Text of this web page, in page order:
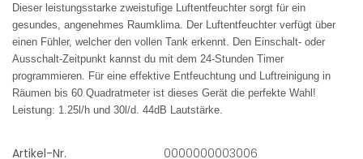
Dieser leistungsstarke zweistufige Luftentfeuchter sorgt für ein
gesundes, angenehmes Raumklima. Der Luftentfeuchter verfügt über
einen Fühler, welcher den vollen Tank erkennt. Den Einschalt- oder
Ausschalt-Zeitpunkt kannst du mit dem 24-Stunden Timer
programmieren. Für eine effektive Entfeuchtung und Luftreinigung in
Räumen bis 60 Quadratmeter ist dieses Gerät die perfekte Wahl!
Leistung: 1.25l/h und 30l/d. 44dB Lautstärke.
Artikel-Nr.
0000000003006